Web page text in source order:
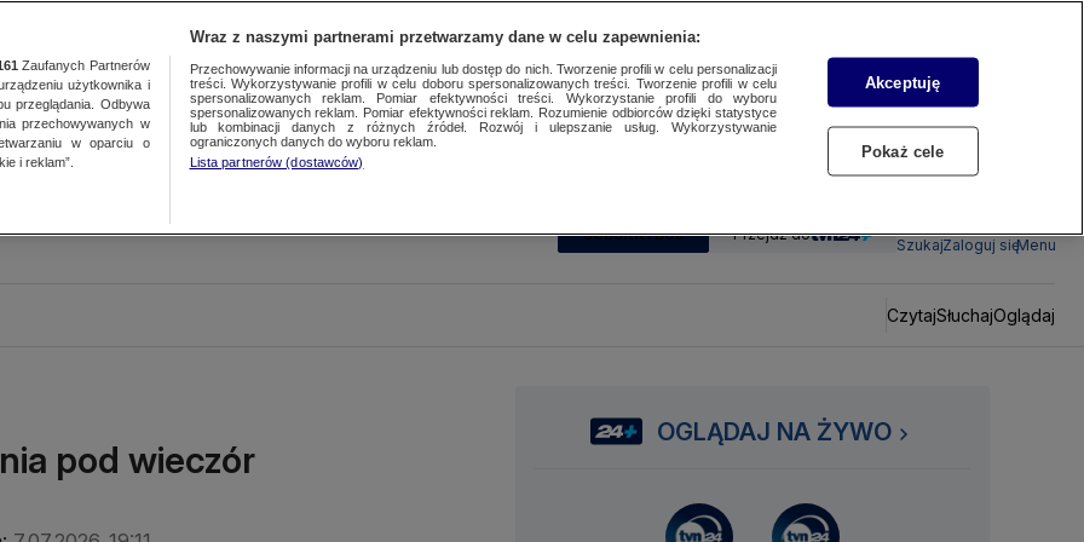
SUBSKRYBUJ Przejdź do
SzukajZaloguj sięMenu
CzytajSłuchajOglądaj
pod wieczór
OGLĄDAJ NA ŻYWO
Zaufanych Partnerów
użytkownika i
przeglądania. Odbywa
przechowywanych w
w oparciu o
i reklam”.
Wraz z naszymi partnerami przetwarzamy dane w celu zapewnienia:
Przechowywanie informacji na urządzeniu lub dostęp do nich. Tworzenie profili w celu personalizacji
treści. Wykorzystywanie profili w celu doboru spersonalizowanych treści. Tworzenie profili w celu
spersonalizowanych reklam. Pomiar efektywności treści. Wykorzystanie profili do wyboru
spersonalizowanych reklam. Pomiar efektywności reklam. Rozumienie odbiorców dzięki statystyce
lub kombinacji danych z różnych źródeł. Rozwój i ulepszanie usług. Wykorzystywanie
ograniczonych danych do wyboru reklam.
Lista partnerów (dostawców)
Akceptuję
Pokaż cele